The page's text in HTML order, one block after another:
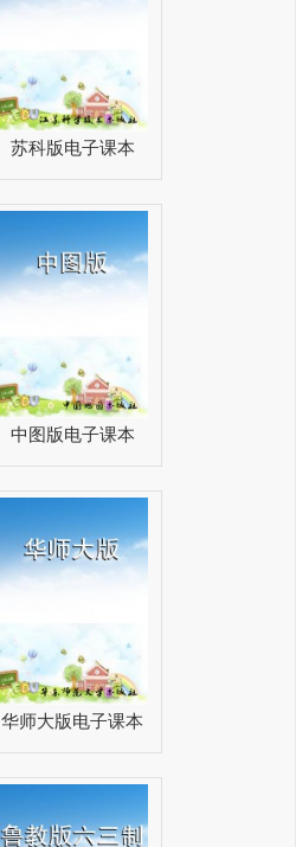
苏科版电子课本
中图版电子课本
华师大版电子课本